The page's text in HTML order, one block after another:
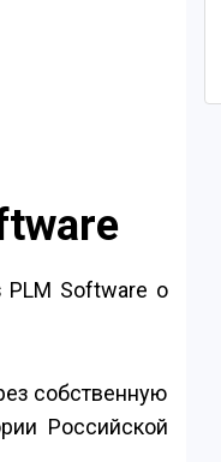
PLM Software о
собственную
Российской